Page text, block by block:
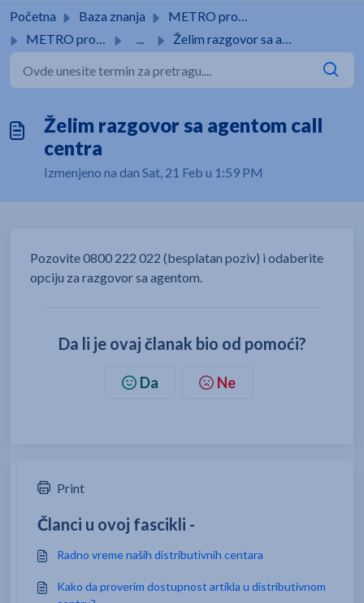
Početna Baza znanja
METRO prodavnice
METRO prodavnice
... Želim razgovor sa agentom call centra
Želim razgovor sa agentom call
centra
Izmenjeno na dan Sat, 21 Feb u 1:59 PM
Pozovite 0800 222 022 (besplatan poziv) i odaberite
opciju za razgovor sa agentom.
Da li je ovaj članak bio od pomoći?
Da Ne
Print
Članci u ovoj fascikli -
Radno vreme naših distributivnih centara
Kako da proverim dostupnost artikla u distributivnom